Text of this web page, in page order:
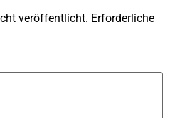
veröffentlicht. Erforderliche